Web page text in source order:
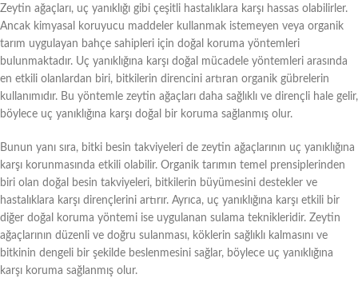
Zeytin ağaçları, uç yanıklığı gibi çeşitli hastalıklara karşı hassas olabilirler.
Ancak kimyasal koruyucu maddeler kullanmak istemeyen veya organik
tarım uygulayan bahçe sahipleri için doğal koruma yöntemleri
bulunmaktadır. Uç yanıklığına karşı doğal mücadele yöntemleri arasında
en etkili olanlardan biri, bitkilerin direncini artıran organik gübrelerin
kullanımıdır. Bu yöntemle zeytin ağaçları daha sağlıklı ve dirençli hale gelir,
böylece uç yanıklığına karşı doğal bir koruma sağlanmış olur.
Bunun yanı sıra, bitki besin takviyeleri de zeytin ağaçlarının uç yanıklığına
karşı korunmasında etkili olabilir. Organik tarımın temel prensiplerinden
biri olan doğal besin takviyeleri, bitkilerin büyümesini destekler ve
hastalıklara karşı dirençlerini artırır. Ayrıca, uç yanıklığına karşı etkili bir
diğer doğal koruma yöntemi ise uygulanan sulama teknikleridir. Zeytin
ağaçlarının düzenli ve doğru sulanması, köklerin sağlıklı kalmasını ve
bitkinin dengeli bir şekilde beslenmesini sağlar, böylece uç yanıklığına
karşı koruma sağlanmış olur.